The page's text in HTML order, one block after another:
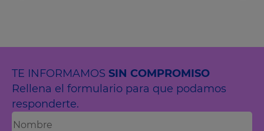
TE INFORMAMOS SIN COMPROMISO
Rellena el formulario para que podamos
responderte.